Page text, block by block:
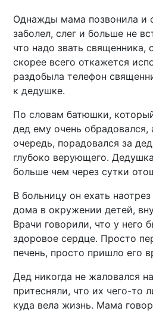
Однажды мама позвонила и
заболел, слег и больше не
что надо звать священника,
скорее всего откажется
раздобыла телефон
к дедушке.
По словам батюшки,
дед ему очень
очередь, порадовался за
глубоко верующего.
больше чем через сутки
В больницу он ехать
дома в окружении детей,
Врачи говорили, что у него
здоровое сердце. Просто
печень, просто пришло его
Дед никогда не жаловался
притесняли, что их чего-то
куда вела жизнь. Мама